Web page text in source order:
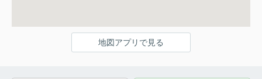
地図アプリで見る